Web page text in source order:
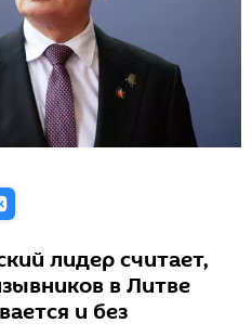
лидер считает,
в Литве
и без